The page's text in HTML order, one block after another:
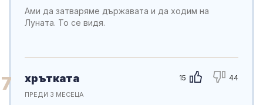
Ами да затваряме държавата и да ходим на
Луната. То се видя.
7 15 44
хрътката
ПРЕДИ 3 МЕСЕЦА